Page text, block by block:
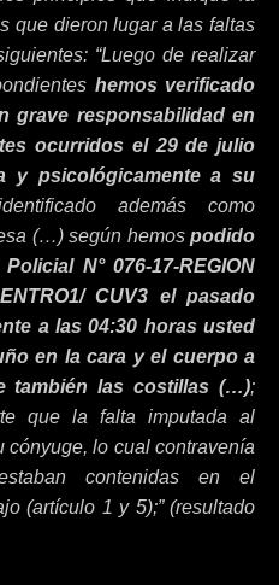
que dieron lugar a las faltas
“Luego de realizar
hemos verificado
grave responsabilidad en
ocurridos el 29 de julio
y psicológicamente a su
además como
(…) según hemos podido
N° 076-17-REGION
CUV3 el pasado
a las 04:30 horas usted
en la cara y el cuerpo a
también las costillas (…);
que la falta imputada al
cónyuge, lo cual contravenía
contenidas en el
(artículo 1 y 5);” (resultado